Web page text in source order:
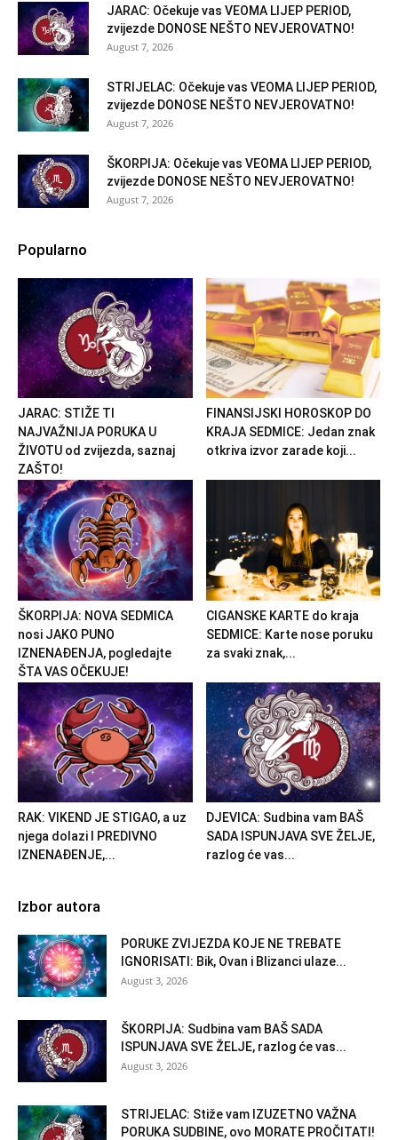
JARAC: Očekuje vas VEOMA LIJEP PERIOD,
zvijezde DONOSE NEŠTO NEVJEROVATNO!
August 7, 2026
STRIJELAC: Očekuje vas VEOMA LIJEP PERIOD,
zvijezde DONOSE NEŠTO NEVJEROVATNO!
August 7, 2026
ŠKORPIJA: Očekuje vas VEOMA LIJEP PERIOD,
zvijezde DONOSE NEŠTO NEVJEROVATNO!
August 7, 2026
Popularno
JARAC: STIŽE TI
NAJVAŽNIJA PORUKA U
ŽIVOTU od zvijezda, saznaj
ZAŠTO!
FINANSIJSKI HOROSKOP DO
KRAJA SEDMICE: Jedan znak
otkriva izvor zarade koji...
ŠKORPIJA: NOVA SEDMICA
nosi JAKO PUNO
IZNENAĐENJA, pogledajte
ŠTA VAS OČEKUJE!
CIGANSKE KARTE do kraja
SEDMICE: Karte nose poruku
za svaki znak,...
RAK: VIKEND JE STIGAO, a uz
njega dolazi I PREDIVNO
IZNENAĐENJE,...
DJEVICA: Sudbina vam BAŠ
SADA ISPUNJAVA SVE ŽELJE,
razlog će vas...
Izbor autora
PORUKE ZVIJEZDA KOJE NE TREBATE
IGNORISATI: Bik, Ovan i Blizanci ulaze...
August 3, 2026
ŠKORPIJA: Sudbina vam BAŠ SADA
ISPUNJAVA SVE ŽELJE, razlog će vas...
August 3, 2026
STRIJELAC: Stiže vam IZUZETNO VAŽNA
PORUKA SUDBINE, ovo MORATE PROČITATI!